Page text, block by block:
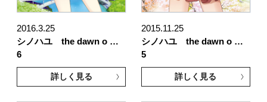
2016.3.25
シノハユ the dawn o …
6
詳しく見る
2015.11.25
シノハユ the dawn o …
5
詳しく見る